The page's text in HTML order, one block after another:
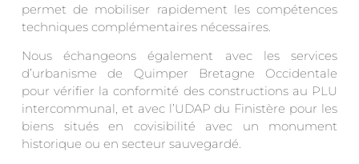
permet de mobiliser rapidement les compétences
techniques complémentaires nécessaires.
Nous échangeons également avec les services
d’urbanisme de Quimper Bretagne Occidentale
pour vérifier la conformité des constructions au PLU
intercommunal, et avec l’UDAP du Finistère pour les
biens situés en covisibilité avec un monument
historique ou en secteur sauvegardé.